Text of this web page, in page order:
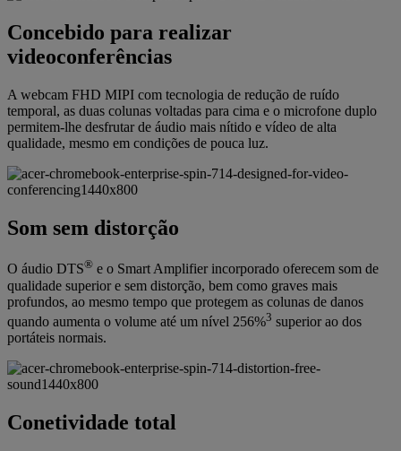
Concebido para realizar
videoconferências
A webcam FHD MIPI com tecnologia de redução de ruído
temporal, as duas colunas voltadas para cima e o microfone duplo
permitem-lhe desfrutar de áudio mais nítido e vídeo de alta
qualidade, mesmo em condições de pouca luz.
Som sem distorção
O áudio DTS® e o Smart Amplifier incorporado oferecem som de
qualidade superior e sem distorção, bem como graves mais
profundos, ao mesmo tempo que protegem as colunas de danos
quando aumenta o volume até um nível 256%3 superior ao dos
portáteis normais.
Conetividade total